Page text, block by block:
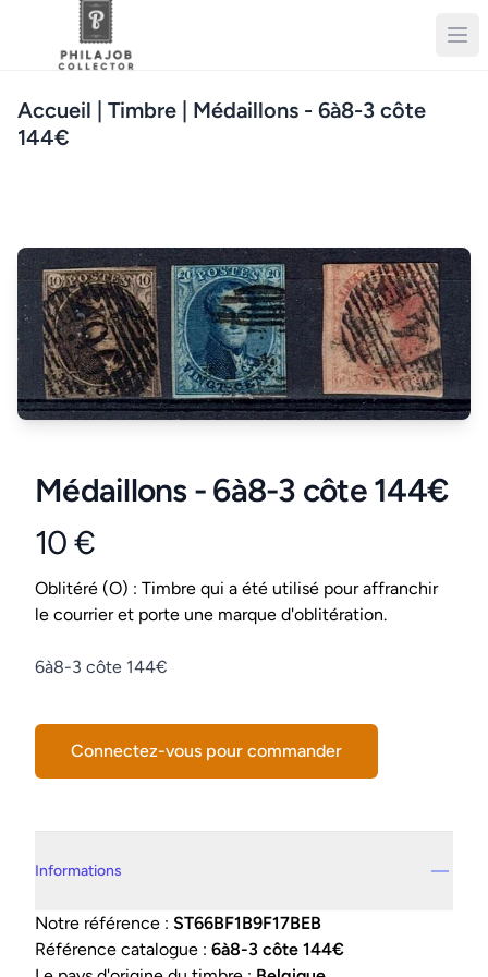
Accueil | Timbre | Médaillons - 6à8-3 côte
144€
Médaillons - 6à8-3 côte 144€
Product information
10 €
Conditions
Oblitéré (O) : Timbre qui a été utilisé pour affranchir
le courrier et porte une marque d'oblitération.
Description
6à8-3 côte 144€
Connectez-vous pour commander
Informations
Notre référence : ST66BF1B9F17BEB
Référence catalogue : 6à8-3 côte 144€